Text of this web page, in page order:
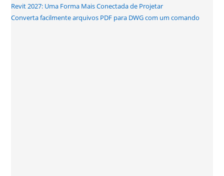
Revit 2027: Uma Forma Mais Conectada de Projetar
Converta facilmente arquivos PDF para DWG com um comando